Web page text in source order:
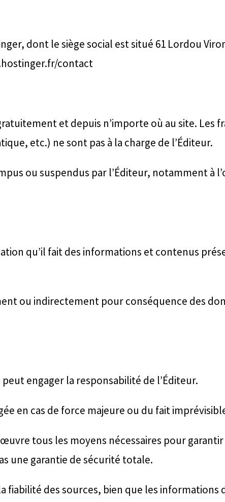
dont le siège social est situé 61 Lordou
contact
et depuis n’importe où au site. Les
etc.) ne sont pas à la charge de l’Éditeur.
ou suspendus par l’Éditeur, notamment à
qu’il fait des informations et contenus
ou indirectement pour conséquence des
engager la responsabilité de l’Éditeur.
en cas de force majeure ou du fait
tous les moyens nécessaires pour
une garantie de sécurité totale.
fiabilité des sources, bien que les informations